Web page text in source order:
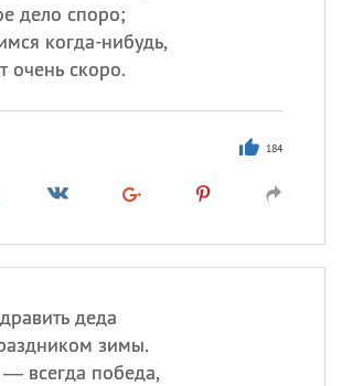
дело споро;
когда-нибудь,
очень скоро.
184
деда
зимы.
всегда победа,